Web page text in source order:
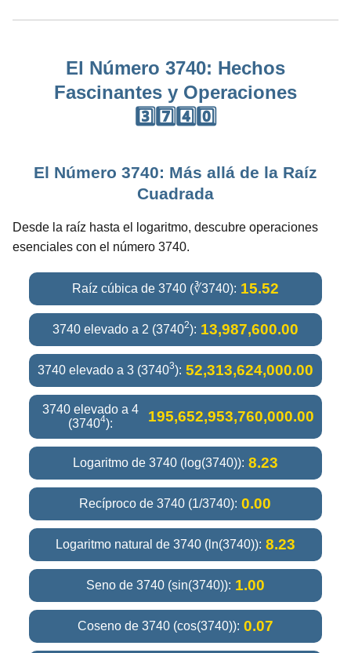
El Número 3740: Hechos
Fascinantes y Operaciones
3️⃣7️⃣4️⃣0️⃣
El Número 3740: Más allá de la Raíz
Cuadrada
Desde la raíz hasta el logaritmo, descubre operaciones
esenciales con el número 3740.
Raíz cúbica de 3740 (∛3740): 15.52
3740 elevado a 2 (37402): 13,987,600.00
3740 elevado a 3 (37403): 52,313,624,000.00
3740 elevado a 4
(37404): 195,652,953,760,000.00
Logaritmo de 3740 (log(3740)): 8.23
Recíproco de 3740 (1/3740): 0.00
Logaritmo natural de 3740 (ln(3740)): 8.23
Seno de 3740 (sin(3740)): 1.00
Coseno de 3740 (cos(3740)): 0.07